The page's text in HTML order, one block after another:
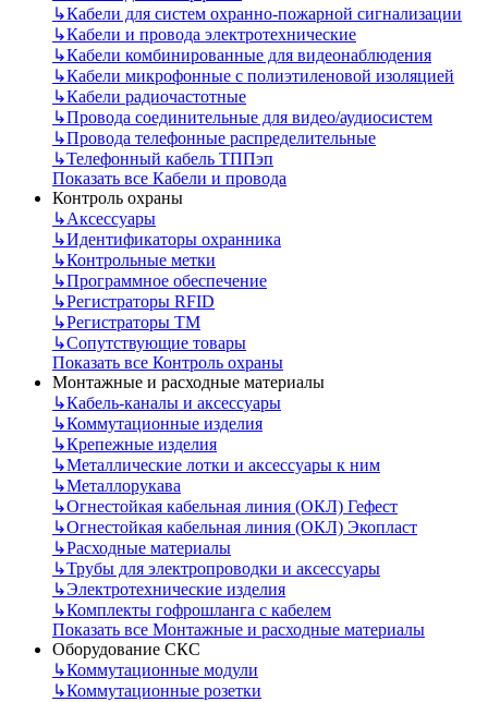
↳Кабели для систем охранно-пожарной сигнализации
↳Кабели и провода электротехнические
↳Кабели комбинированные для видеонаблюдения
↳Кабели микрофонные с полиэтиленовой изоляцией
↳Кабели радиочастотные
↳Провода соединительные для видео/аудиосистем
↳Провода телефонные распределительные
↳Телефонный кабель ТППэп
Показать все Кабели и провода
Контроль охраны
↳Аксессуары
↳Идентификаторы охранника
↳Контрольные метки
↳Программное обеспечение
↳Регистраторы RFID
↳Регистраторы ТМ
↳Сопутствующие товары
Показать все Контроль охраны
Монтажные и расходные материалы
↳Кабель-каналы и аксессуары
↳Коммутационные изделия
↳Крепежные изделия
↳Металлические лотки и аксессуары к ним
↳Металлорукава
↳Огнестойкая кабельная линия (ОКЛ) Гефест
↳Огнестойкая кабельная линия (ОКЛ) Экопласт
↳Расходные материалы
↳Трубы для электропроводки и аксессуары
↳Электротехнические изделия
↳Комплекты гофрошланга с кабелем
Показать все Монтажные и расходные материалы
Оборудование СКС
↳Коммутационные модули
↳Коммутационные розетки